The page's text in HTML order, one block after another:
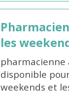
les
pharmacienne
disponible
weekends et